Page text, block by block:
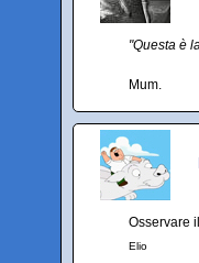
"Questa è
Mum.
Osservare
Elio